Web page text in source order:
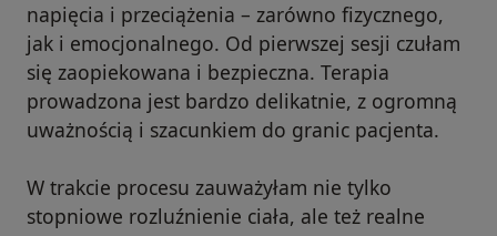
napięcia i przeciążenia – zarówno fizycznego,
jak i emocjonalnego. Od pierwszej sesji czułam
się zaopiekowana i bezpieczna. Terapia
prowadzona jest bardzo delikatnie, z ogromną
uważnością i szacunkiem do granic pacjenta.
W trakcie procesu zauważyłam nie tylko
stopniowe rozluźnienie ciała, ale też realne